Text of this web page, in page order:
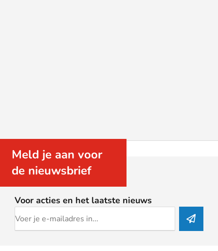
Meld je aan voor
de nieuwsbrief
Voor acties en het laatste nieuws